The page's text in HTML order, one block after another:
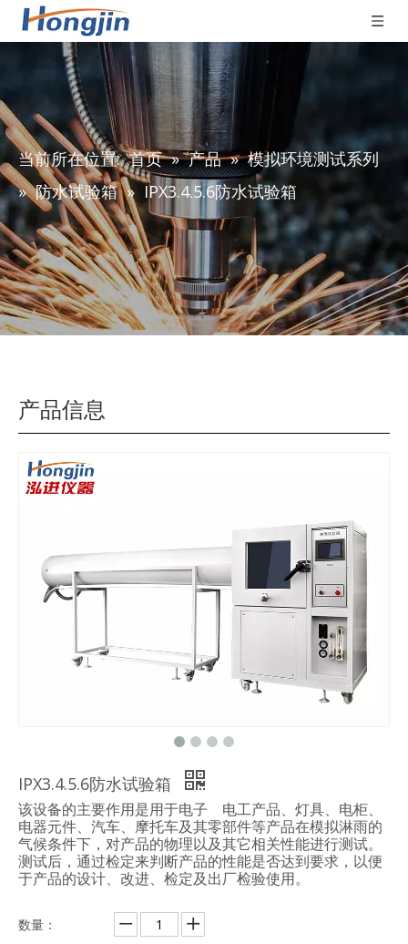
当前所在位置: 首页 » 产品 » 模拟环境测试系列
» 防水试验箱 » IPX3.4.5.6防水试验箱
产品信息
IPX3.4.5.6防水试验箱
该设备的主要作用是用于电子 电工产品、灯具、电柜、
电器元件、汽车、摩托车及其零部件等产品在模拟淋雨的
气候条件下，对产品的物理以及其它相关性能进行测试。
测试后，通过检定来判断产品的性能是否达到要求，以便
于产品的设计、改进、检定及出厂检验使用。
数量：